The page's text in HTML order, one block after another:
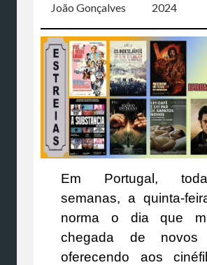
João Gonçalves
2024
Em Portugal,
semanas, a quinta-
norma o dia que
chegada de novos
oferecendo aos